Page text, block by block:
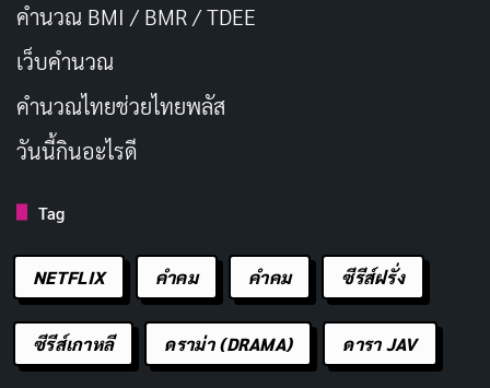
คำนวณ BMI / BMR / TDEE
เว็บคํานวณ
คํานวณไทยช่วยไทยพลัส
วันนี้กินอะไรดี
Tag
NETFLIX คำคม คําคม ซีรีส์ฝรั่ง
ซีรีส์เกาหลี ดราม่า (DRAMA) ดารา JAV